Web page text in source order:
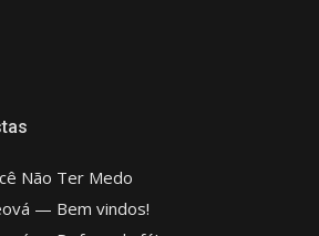
Não Ter Medo
— Bem vindos!